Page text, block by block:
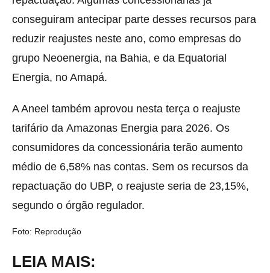
conseguiram antecipar parte desses recursos para
reduzir reajustes neste ano, como empresas do
grupo Neoenergia, na Bahia, e da Equatorial
Energia, no Amapá.
A Aneel também aprovou nesta terça o reajuste
tarifário da Amazonas Energia para 2026. Os
consumidores da concessionária terão aumento
médio de 6,58% nas contas. Sem os recursos da
repactuação do UBP, o reajuste seria de 23,15%,
segundo o órgão regulador.
Foto: Reprodução
LEIA MAIS: